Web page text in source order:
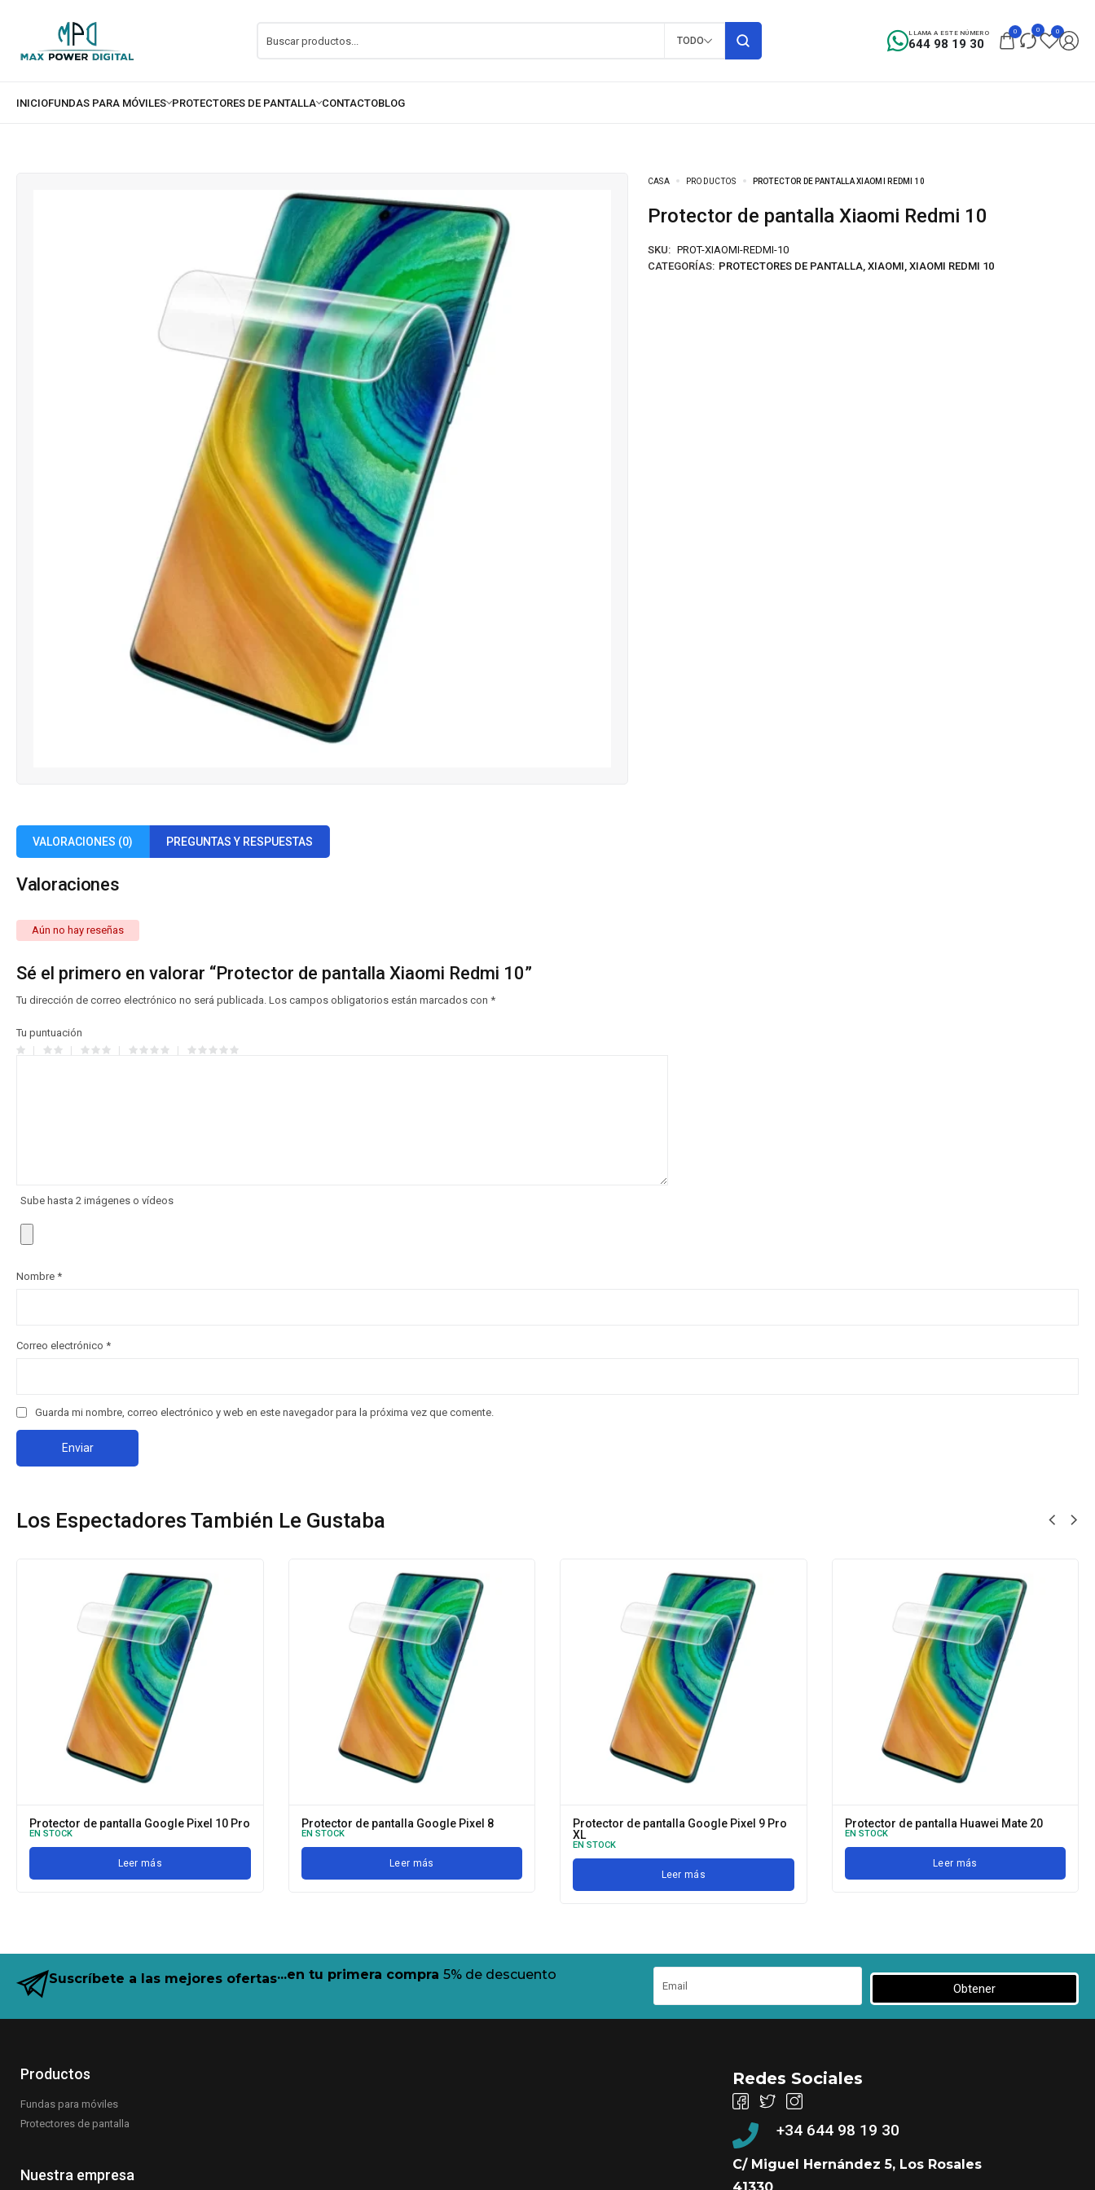
TODO 644 98 19 30
LLAMA A ESTE NÚMERO 0 0 0
CASA PRODUCTOS PROTECTOR DE PANTALLA XIAOMI REDMI 10
Protector de pantalla Xiaomi Redmi 10
SKU: PROT-XIAOMI-REDMI-10
CATEGORÍAS: PROTECTORES DE PANTALLA, XIAOMI, XIAOMI REDMI 10
VALORACIONES (0) PREGUNTAS Y RESPUESTAS
Valoraciones
Aún no hay reseñas
Sé el primero en valorar “Protector de pantalla Xiaomi Redmi 10”
Tu dirección de correo electrónico no será publicada. Los campos obligatorios están marcados con *
Tu puntuación
Sube hasta 2 imágenes o vídeos
Nombre *
Correo electrónico *
Guarda mi nombre, correo electrónico y web en este navegador para la próxima vez que comente.
Los Espectadores También Le Gustaba
Protector de pantalla Google Pixel 10 Pro
EN STOCK
Leer más
Protector de pantalla Google Pixel 8
EN STOCK
Leer más
Protector de pantalla Google Pixel 9 Pro
XL
EN STOCK
Leer más
Protector de pantalla Huawei Mate 20
EN STOCK
Leer más
Suscríbete a las mejores ofertas...en tu primera compra 5% de descuento
Obtener
Productos
Fundas para móviles
Protectores de pantalla
Nuestra empresa
Redes Sociales
+34 644 98 19 30
C/ Miguel Hernández 5, Los Rosales
41330